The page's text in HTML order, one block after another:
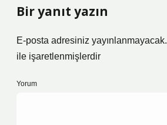
Bir yanıt yazın
E-posta adresiniz yayınlanmayacak.
ile işaretlenmişlerdir
Yorum